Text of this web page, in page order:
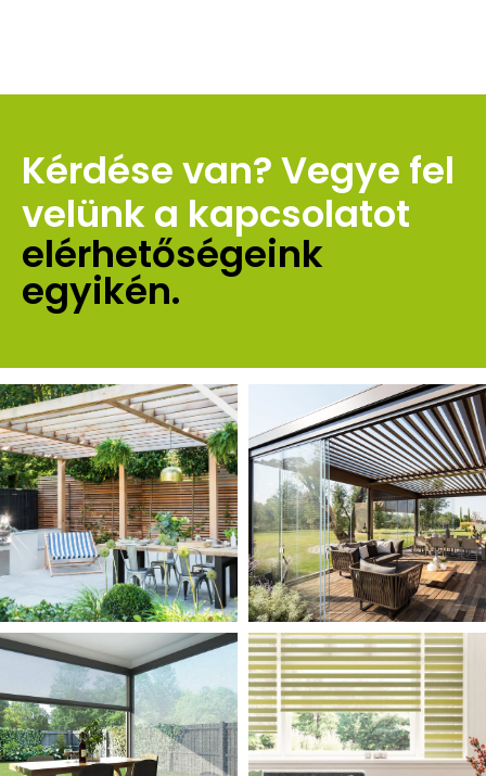
Kérdése van? Vegye fel
velünk a kapcsolatot
elérhetőségeink
egyikén.